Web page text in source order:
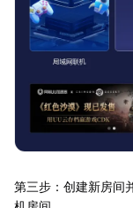
第三步：创建新房间